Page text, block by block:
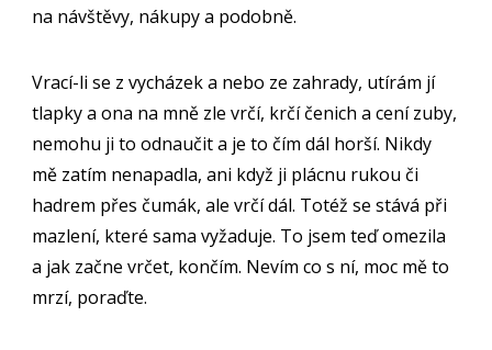
na návštěvy, nákupy a podobně.
Vrací-li se z vycházek a nebo ze zahrady, utírám jí
tlapky a ona na mně zle vrčí, krčí čenich a cení zuby,
nemohu ji to odnaučit a je to čím dál horší. Nikdy
mě zatím nenapadla, ani když ji plácnu rukou či
hadrem přes čumák, ale vrčí dál. Totéž se stává při
mazlení, které sama vyžaduje. To jsem teď omezila
a jak začne vrčet, končím. Nevím co s ní, moc mě to
mrzí, poraďte.